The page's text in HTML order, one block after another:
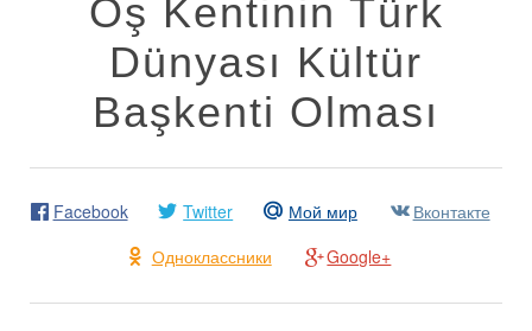
Oş Kentinin Türk
Dünyası Kültür
Başkenti Olması
Facebook Twitter Мой мир
Вконтакте
Одноклассники
Google+